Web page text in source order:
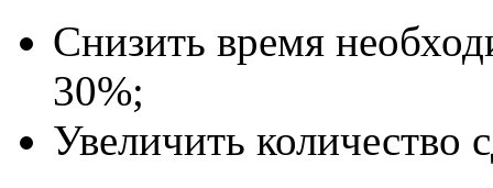
Снизить время
30%;
Увеличить количество